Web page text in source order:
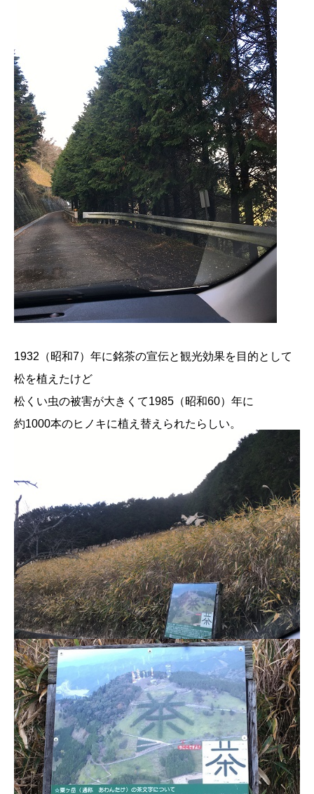
1932（昭和7）年に銘茶の宣伝と観光効果を目的として
松を植えたけど
松くい虫の被害が大きくて1985（昭和60）年に
約1000本のヒノキに植え替えられたらしい。